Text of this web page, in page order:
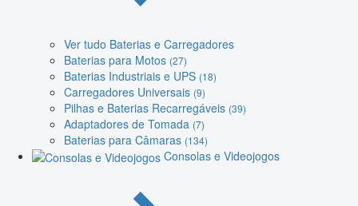
Ver tudo Baterias e Carregadores
Baterias para Motos (27)
Baterias Industriais e UPS (18)
Carregadores Universais (9)
Pilhas e Baterias Recarregáveis (39)
Adaptadores de Tomada (7)
Baterias para Câmaras (134)
Consolas e Videojogos